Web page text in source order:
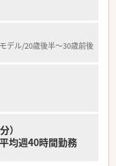
管理を徹底、ノー残業デ
ほぼ100％）と人に優
い）の為、定着率が良
比較しても高め
クバランスのとりやす
報告があがり個人で止
おり、安心して勤務で
デル/20歳後半～30歳前後
）
均週40時間勤務